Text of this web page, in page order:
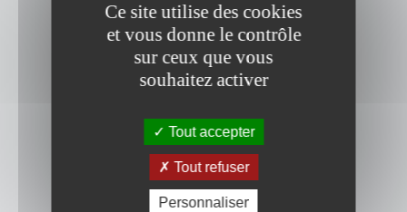
Ce site utilise des cookies
et vous donne le contrôle
sur ceux que vous
souhaitez activer
Tout accepter
Tout refuser
Personnaliser